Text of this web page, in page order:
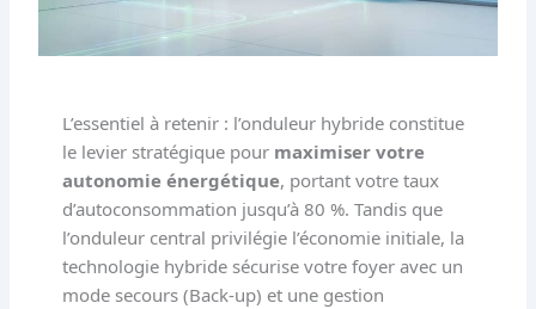
L’essentiel à retenir : l’onduleur hybride constitue
le levier stratégique pour maximiser votre
autonomie énergétique, portant votre taux
d’autoconsommation jusqu’à 80 %. Tandis que
l’onduleur central privilégie l’économie initiale, la
technologie hybride sécurise votre foyer avec un
mode secours (Back-up) et une gestion